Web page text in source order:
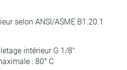
selon ANSI/ASME B1.20.1
intérieur G 1/8"
: 80° C